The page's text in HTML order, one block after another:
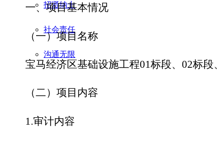
招贤纳士
社会责任
沟通无限
一、项目基本情况
（一）项目名称
宝马经济区基础设施工程01标段、 02标段
（二） 项目内容
1.审计内容